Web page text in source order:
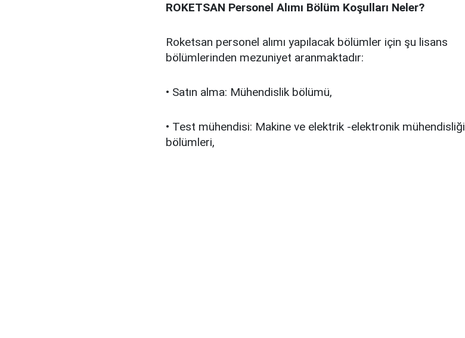
ROKETSAN Personel Alımı Bölüm Koşulları Neler?
Roketsan personel alımı yapılacak bölümler için şu lisans
bölümlerinden mezuniyet aranmaktadır:
• Satın alma: Mühendislik bölümü,
• Test mühendisi: Makine ve elektrik -elektronik mühendisliği
bölümleri,